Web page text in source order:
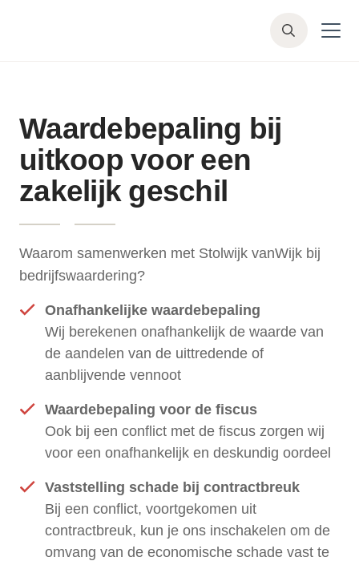
Z
Waardebepaling bij
uitkoop voor een
zakelijk geschil
Waarom samenwerken met Stolwijk vanWijk bij
bedrijfswaardering?
Onafhankelijke waardebepaling
Wij berekenen onafhankelijk de waarde van
de aandelen van de uittredende of
aanblijvende vennoot
Waardebepaling voor de fiscus
Ook bij een conflict met de fiscus zorgen wij
voor een onafhankelijk en deskundig oordeel
Vaststelling schade bij contractbreuk
Bij een conflict, voortgekomen uit
contractbreuk, kun je ons inschakelen om de
omvang van de economische schade vast te